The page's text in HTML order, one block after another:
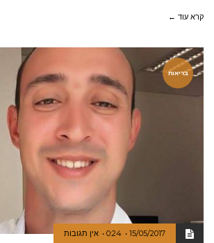
קרא עוד ←
בריאות
15/05/2017
0:24 אין תגובות